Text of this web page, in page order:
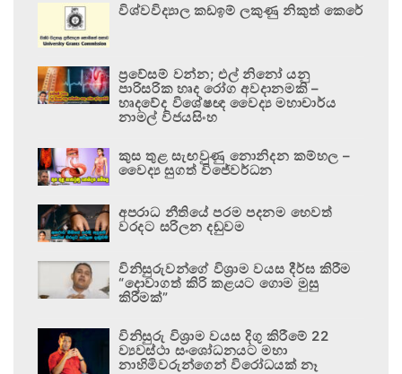
විශ්වවිද්‍යාල කඩඉම් ලකුණු නිකුත් කෙරේ
ප්‍රවේසම් වන්න; එල් නිනෝ යනු
පාරිසරික හෘද රෝග අවදානමකි –
හෘදවේද විශේෂඥ වෛද්‍ය මහාචාර්ය
නාමල් විජයසිංහ
කුස තුළ සැඟවුණු නොනිදන කම්හල –
වෛද්‍ය සුගත් විජේවර්ධන
අපරාධ නීතියේ පරම පදනම හෙවත්
වරදට සරිලන දඬුවම
විනිසුරුවන්ගේ විශ්‍රාම වයස දීර්ඝ කිරීම
“දොවාගත් කිරි කළයට ගොම මුසු
කිරීමක්”
විනිසුරු විශ්‍රාම වයස දිගු කිරීමේ 22
ව්‍යවස්ථා සංශෝධනයට මහා
නාහිමිවරුන්ගෙන් විරෝධයක් නෑ